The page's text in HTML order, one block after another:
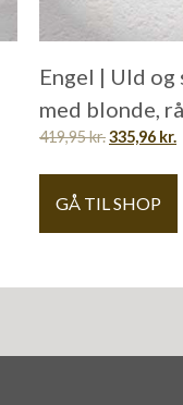
Engel | Uld
med blonde,
419,95kr.335,96 kr.
GÅ TIL SHOP